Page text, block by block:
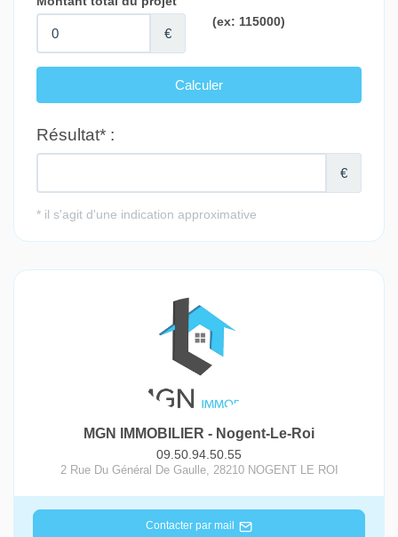
MGN IMMOBILIER - Nogent-Le-Roi
09.50.94.50.55
2 Rue Du Général De Gaulle, 28210 NOGENT LE ROI
Contacter par mail